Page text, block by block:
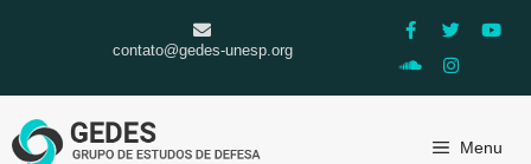
contato@gedes-unesp.org
Menu